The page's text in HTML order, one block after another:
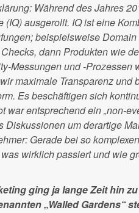
Während des Jahres
(IQ) ausgerollt. IQ ist eine
beispielsweise
dann Produkten wie
Messungen und -Prozessen
maximale Transparenz und
Es beschäftigen sich
war entsprechend ein „non-
Diskussionen um derartige
Gerade bei so
wirklich passiert und wie
ging ja lange Zeit hin
„Walled Gardens“